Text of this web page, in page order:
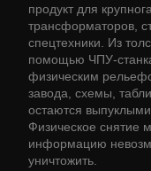
продукт для
трансформаторов,
спецтехники. Из
помощью ЧПУ-
физическим
завода, схемы,
остаются
Физическое снятие
информацию
уничтожить.